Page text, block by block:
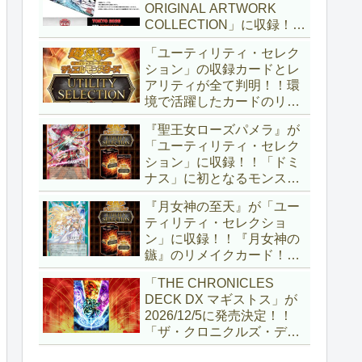
ORIGINAL ARTWORK
COLLECTION」に収録！！
3回の攻撃と除去、強固な
耐性と、正しく『強靭！無
敵！最強！』な「ブルーア
イズ」が登場です！！【遊
戯王OCG】
「ユーティリティ・セレク
ション」の収録カードとレ
アリティが全て判明！！環
境で活躍したカードのリメ
イクが多数収録！！調整版
『墓穴の指名者』や「ドミ
ナス」の少女のカード化な
ど、注目要素が満載ですね
～。【遊戯王OCG】
『聖王女ローズパメラ』が
「ユーティリティ・セレク
ション」に収録！！「ドミ
ナス」に初となるモンスタ
ーが登場！！『聖王の粉
砕』や『列王詩篇』に描か
れていた少女で、実際にこ
の2種を強力にサポートし
ていますね！！【遊戯王
OCG】
『月女神の至天』が「ユー
ティリティ・セレクショ
ン」に収録！！『月女神の
鏃』のリメイクカード！！
選出傾向が読めなくなりま
したが、後攻向けとは言え
無効化範囲の広がった『墓
穴の指名者』はめちゃくち
ゃ強力ですね！？【遊戯王
「THE CHRONICLES
DECK DX マギストス」が
2026/12/5に発売決定！！
「ザ・クロニクルズ・デッ
キ」がリニューアル！！第